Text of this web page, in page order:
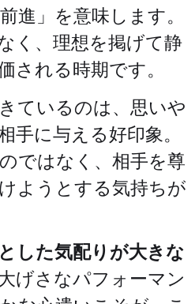
進」を意味します。
く、理想を掲げて静
される時期です。
ているのは、思いや
手に与える好印象。
ではなく、相手を尊
ようとする気持ちが
した気配りが大きな
げさなパフォーマン